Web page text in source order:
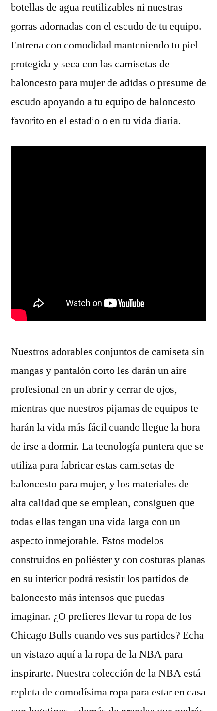
botellas de agua reutilizables ni nuestras
gorras adornadas con el escudo de tu equipo.
Entrena con comodidad manteniendo tu piel
protegida y seca con las camisetas de
baloncesto para mujer de adidas o presume de
escudo apoyando a tu equipo de baloncesto
favorito en el estadio o en tu vida diaria.
Nuestros adorables conjuntos de camiseta sin
mangas y pantalón corto les darán un aire
profesional en un abrir y cerrar de ojos,
mientras que nuestros pijamas de equipos te
harán la vida más fácil cuando llegue la hora
de irse a dormir. La tecnología puntera que se
utiliza para fabricar estas camisetas de
baloncesto para mujer, y los materiales de
alta calidad que se emplean, consiguen que
todas ellas tengan una vida larga con un
aspecto inmejorable. Estos modelos
construidos en poliéster y con costuras planas
en su interior podrá resistir los partidos de
baloncesto más intensos que puedas
imaginar. ¿O prefieres llevar tu ropa de los
Chicago Bulls cuando ves sus partidos? Echa
un vistazo aquí a la ropa de la NBA para
inspirarte. Nuestra colección de la NBA está
repleta de comodísima ropa para estar en casa